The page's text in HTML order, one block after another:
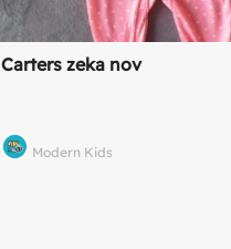
Carters zeka nov
Modern Kids